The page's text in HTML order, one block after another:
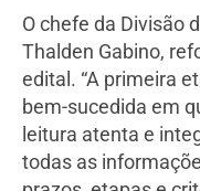
O chefe da Divisão
Thalden Gabino,
edital. “A primeira
bem-sucedida em
leitura atenta e
todas as